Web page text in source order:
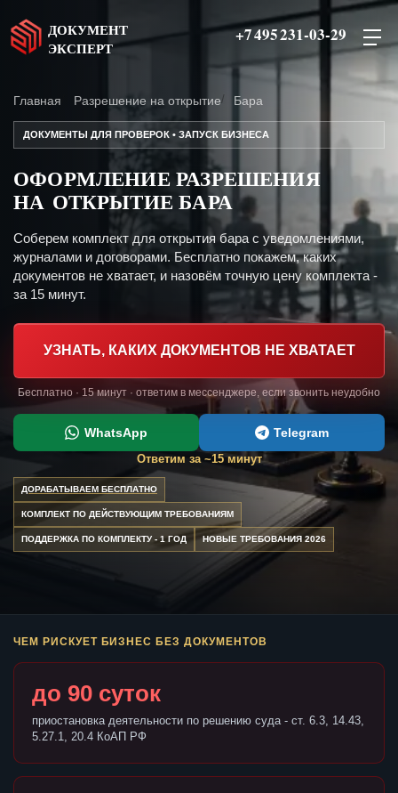
ДОКУМЕНТ
ЭКСПЕРТ
+7 495 231-03-29
Главная Разрешение на открытие Бара
ДОКУМЕНТЫ ДЛЯ ПРОВЕРОК • ЗАПУСК БИЗНЕСА
ОФОРМЛЕНИЕ РАЗРЕШЕНИЯ
НА ОТКРЫТИЕ БАРА
Соберем комплект для открытия бара с уведомлениями,
журналами и договорами. Бесплатно покажем, каких
документов не хватает, и назовём точную цену комплекта -
за 15 минут.
УЗНАТЬ, КАКИХ ДОКУМЕНТОВ НЕ ХВАТАЕТ
Бесплатно · 15 минут · ответим в мессенджере, если звонить неудобно
WhatsApp Telegram
Ответим за ~15 минут
ДОРАБАТЫВАЕМ БЕСПЛАТНО
КОМПЛЕКТ ПО ДЕЙСТВУЮЩИМ ТРЕБОВАНИЯМ
ПОДДЕРЖКА ПО КОМПЛЕКТУ - 1 ГОД НОВЫЕ ТРЕБОВАНИЯ 2026
ЧЕМ РИСКУЕТ БИЗНЕС БЕЗ ДОКУМЕНТОВ
до 90 суток
приостановка деятельности по решению суда - ст. 6.3, 14.43,
5.27.1, 20.4 КоАП РФ